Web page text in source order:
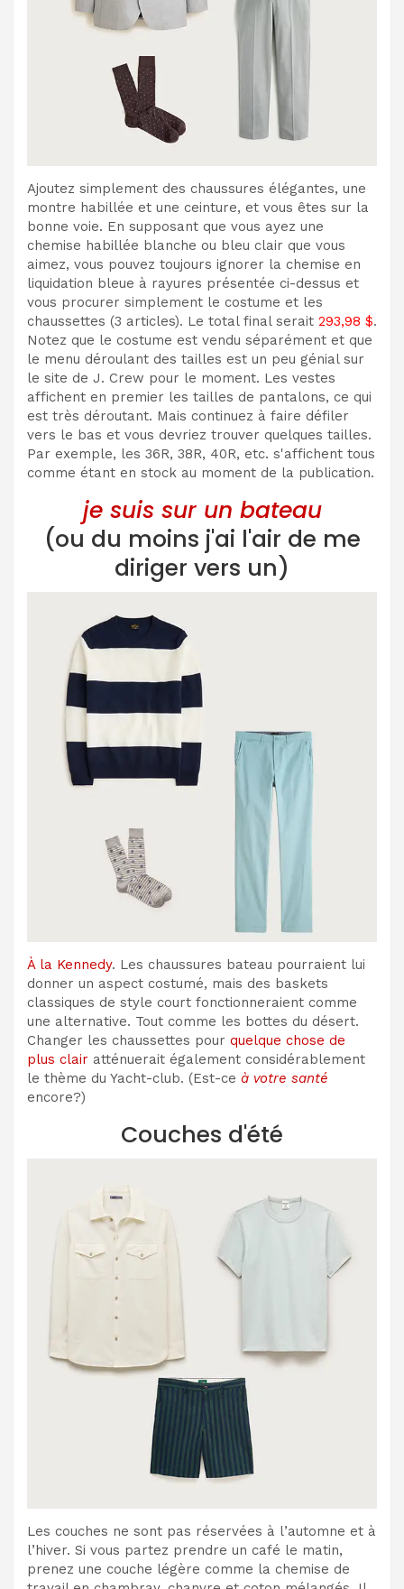
Ajoutez simplement des chaussures élégantes, une
montre habillée et une ceinture, et vous êtes sur la
bonne voie. En supposant que vous ayez une
chemise habillée blanche ou bleu clair que vous
aimez, vous pouvez toujours ignorer la chemise en
liquidation bleue à rayures présentée ci-dessus et
vous procurer simplement le costume et les
chaussettes (3 articles). Le total final serait 293,98 $.
Notez que le costume est vendu séparément et que
le menu déroulant des tailles est un peu génial sur
le site de J. Crew pour le moment. Les vestes
affichent en premier les tailles de pantalons, ce qui
est très déroutant. Mais continuez à faire défiler
vers le bas et vous devriez trouver quelques tailles.
Par exemple, les 36R, 38R, 40R, etc. s'affichent tous
comme étant en stock au moment de la publication.
je suis sur un bateau
(ou du moins j'ai l'air de me
diriger vers un)
À la Kennedy. Les chaussures bateau pourraient lui
donner un aspect costumé, mais des baskets
classiques de style court fonctionneraient comme
une alternative. Tout comme les bottes du désert.
Changer les chaussettes pour quelque chose de
plus clair atténuerait également considérablement
le thème du Yacht-club. (Est-ce à votre santé
encore?)
Couches d'été
Les couches ne sont pas réservées à l’automne et à
l’hiver. Si vous partez prendre un café le matin,
prenez une couche légère comme la chemise de